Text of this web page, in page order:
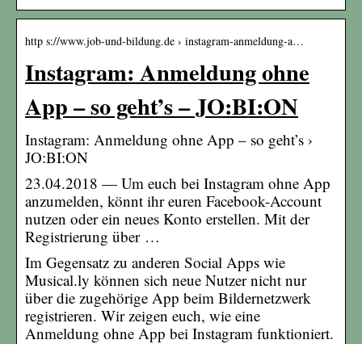
http s://www.job-und-bildung.de › instagram-anmeldung-a…
Instagram: Anmeldung ohne
App – so geht’s – JO:BI:ON
Instagram: Anmeldung ohne App – so geht’s ›
JO:BI:ON
23.04.2018 — Um euch bei Instagram ohne App
anzumelden, könnt ihr euren Facebook-Account
nutzen oder ein neues Konto erstellen. Mit der
Registrierung über …
Im Gegensatz zu anderen Social Apps wie
Musical.ly können sich neue Nutzer nicht nur
über die zugehörige App beim Bildernetzwerk
registrieren. Wir zeigen euch, wie eine
Anmeldung ohne App bei Instagram funktioniert.